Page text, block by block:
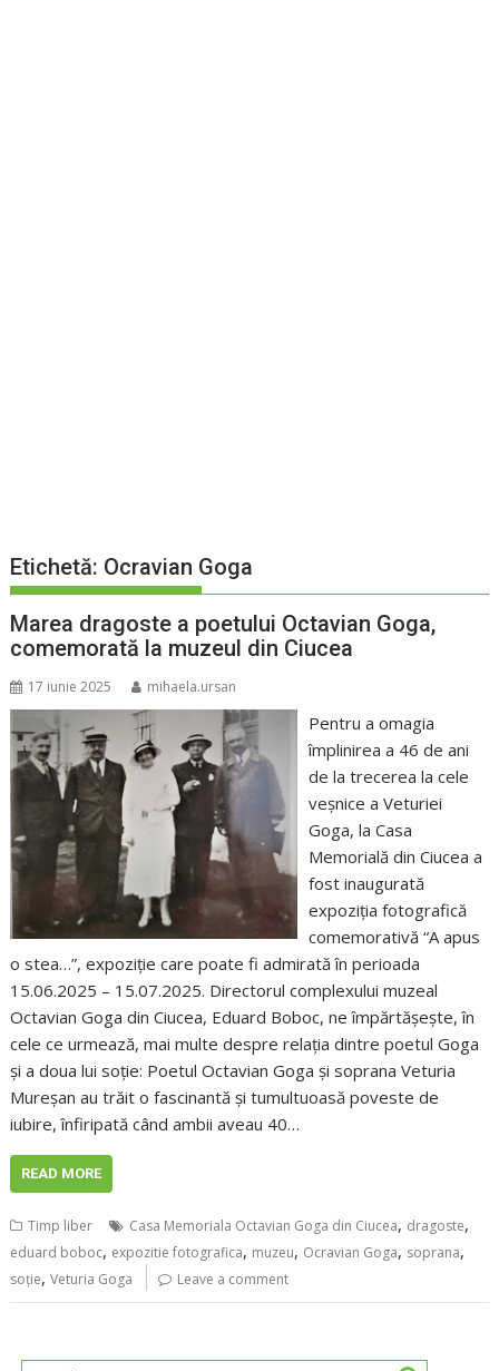
Etichetă: Ocravian Goga
Marea dragoste a poetului Octavian Goga,
comemorată la muzeul din Ciucea
17 iunie 2025 mihaela.ursan
Pentru a omagia
împlinirea a 46 de ani
de la trecerea la cele
veșnice a Veturiei
Goga, la Casa
Memorială din Ciucea a
fost inaugurată
expoziția fotografică
comemorativă “A apus
o stea…”, expoziție care poate fi admirată în perioada
15.06.2025 – 15.07.2025. Directorul complexului muzeal
Octavian Goga din Ciucea, Eduard Boboc, ne împărtășește, în
cele ce urmează, mai multe despre relația dintre poetul Goga
și a doua lui soție: Poetul Octavian Goga şi soprana Veturia
Mureşan au trăit o fascinantă și tumultuoasă poveste de
iubire, înfiripată când ambii aveau 40…
READ MORE
Timp liber Casa Memoriala Octavian Goga din Ciucea, dragoste,
eduard boboc, expozitie fotografica, muzeu, Ocravian Goga, soprana,
soție,Veturia Goga Leave a comment